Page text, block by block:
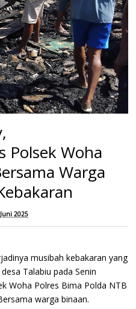
Polsek Woha
Warga
2025
musibah kebakaran yang
Talabiu pada Senin
Woha Polres Bima Polda NTB
warga binaan.